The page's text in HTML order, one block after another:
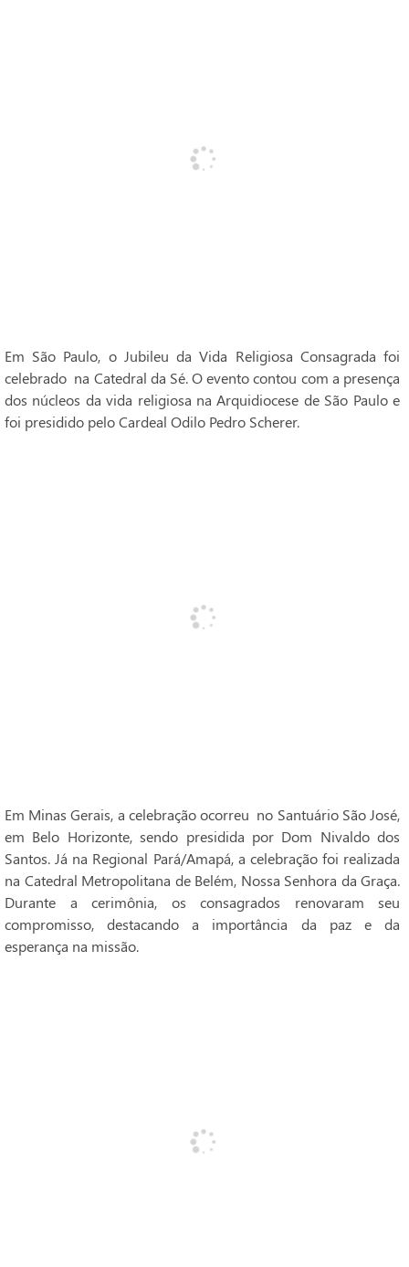
Em São Paulo, o Jubileu da Vida Religiosa Consagrada foi
celebrado na Catedral da Sé. O evento contou com a presença
dos núcleos da vida religiosa na Arquidiocese de São Paulo e
foi presidido pelo Cardeal Odilo Pedro Scherer.
Em Minas Gerais, a celebração ocorreu no Santuário São José,
em Belo Horizonte, sendo presidida por Dom Nivaldo dos
Santos. Já na Regional Pará/Amapá, a celebração foi realizada
na Catedral Metropolitana de Belém, Nossa Senhora da Graça.
Durante a cerimônia, os consagrados renovaram seu
compromisso, destacando a importância da paz e da
esperança na missão.